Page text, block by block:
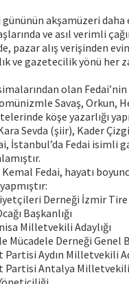
gününün akşamüzeri
ve asıl verimli
pazar alış verişinden
ve gazetecilik yönü her
olan
Savaş, Orkun,
köşe yazarlığı
Sevda (şiir), Kader
İstanbul’da Fedai isimli
Fedai, hayatı
Derneği İzmir Tire
Başkanlığı
Milletvekili Adaylığı
Mücadele Derneği Genel
Aydın Milletvekili
Antalya Milletvekili